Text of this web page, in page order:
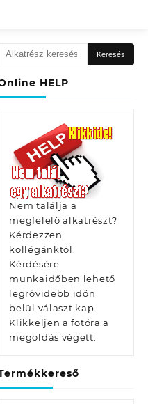
Keresés
Keresés
HELP
Nem találja a
megfelelő alkatrészt?
Kérdezzen
kollégánktól.
Kérdésére
munkaidőben lehető
legrövidebb időn
belül választ kap.
Klikkeljen a fotóra a
megoldás végett.